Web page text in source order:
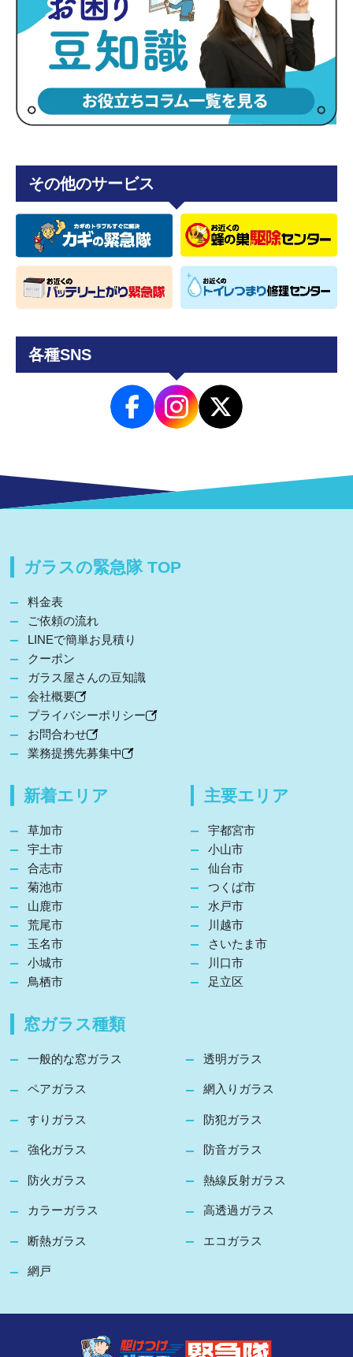
その他のサービス
各種SNS
ガラスの緊急隊 TOP
料金表
ご依頼の流れ
LINEで簡単お見積り
クーポン
ガラス屋さんの豆知識
会社概要
プライバシーポリシー
お問合わせ
業務提携先募集中
新着エリア
草加市
宇土市
合志市
菊池市
山鹿市
荒尾市
玉名市
小城市
鳥栖市
主要エリア
宇都宮市
小山市
仙台市
つくば市
水戸市
川越市
さいたま市
川口市
足立区
窓ガラス種類
一般的な窓ガラス 透明ガラス
ペアガラス 網入りガラス
すりガラス 防犯ガラス
強化ガラス 防音ガラス
防火ガラス 熱線反射ガラス
カラーガラス 高透過ガラス
断熱ガラス エコガラス
網戸